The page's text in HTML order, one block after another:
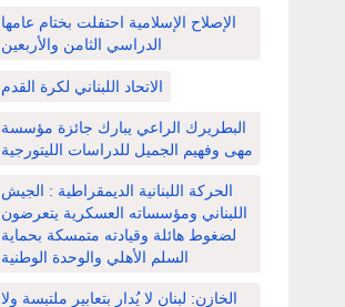
الإصلاح الإسلامية احتفلت بختام عامها
الدراسي الثامن والأربعين
الاتحاد اللبناني لكرة القدم
البطريرك الراعي يبارك جائزة مؤسسة
مهى وفهيم الجميل للدراسات الليتورجية
الحركة اللبنانية الديمقراطية : الجيش
اللبناني ومؤسساته العسكرية يتعرضون
لضغوط هائلة وقيادته متمسكة بحماية
السلم الأهلي والوحدة الوطنية
الخازن: لبنان لا يُدار بتعابير ملتبسة ولا